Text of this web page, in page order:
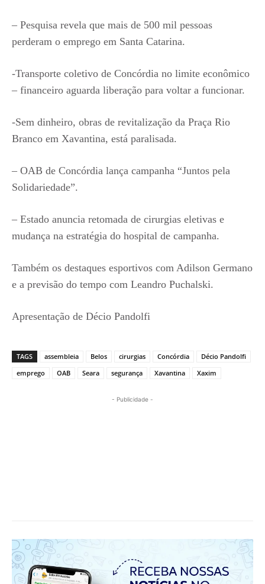
– Pesquisa revela que mais de 500 mil pessoas
perderam o emprego em Santa Catarina.
-Transporte coletivo de Concórdia no limite econômico
– financeiro aguarda liberação para voltar a funcionar.
-Sem dinheiro, obras de revitalização da Praça Rio
Branco em Xavantina, está paralisada.
– OAB de Concórdia lança campanha “Juntos pela
Solidariedade”.
– Estado anuncia retomada de cirurgias eletivas e
mudança na estratégia do hospital de campanha.
Também os destaques esportivos com Adilson Germano
e a previsão do tempo com Leandro Puchalski.
Apresentação de Décio Pandolfi
TAGS assembleia Belos cirurgias Concórdia
Décio Pandolfi
emprego
OAB Seara segurança Xavantina Xaxim
- Publicidade -